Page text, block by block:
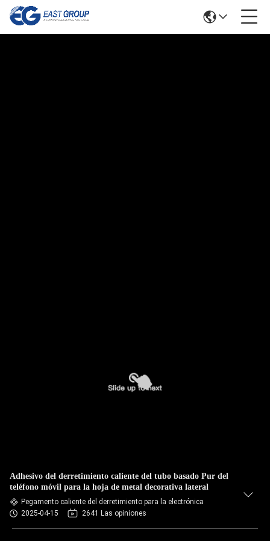
Adhesivo del derretimiento caliente del tubo basado Pur del
teléfono móvil para la hoja de metal decorativa lateral
Pegamento caliente del derretimiento para la electrónica
2025-04-15
2641 Las opiniones